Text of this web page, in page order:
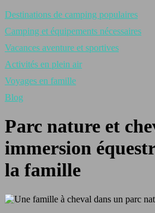
Destinations de camping populaires
Camping et équipements nécessaires
Vacances aventure et sportives
Activités en plein air
Voyages en famille
Blog
Parc nature et
immersion
la famille